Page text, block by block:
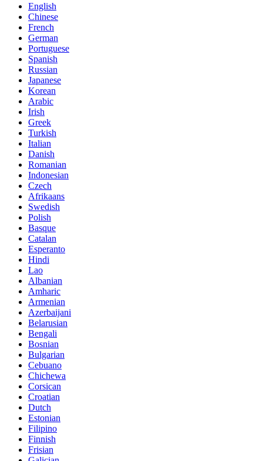
English
Chinese
French
German
Portuguese
Spanish
Russian
Japanese
Korean
Arabic
Irish
Greek
Turkish
Italian
Danish
Romanian
Indonesian
Czech
Afrikaans
Swedish
Polish
Basque
Catalan
Esperanto
Hindi
Lao
Albanian
Amharic
Armenian
Azerbaijani
Belarusian
Bengali
Bosnian
Bulgarian
Cebuano
Chichewa
Corsican
Croatian
Dutch
Estonian
Filipino
Finnish
Frisian